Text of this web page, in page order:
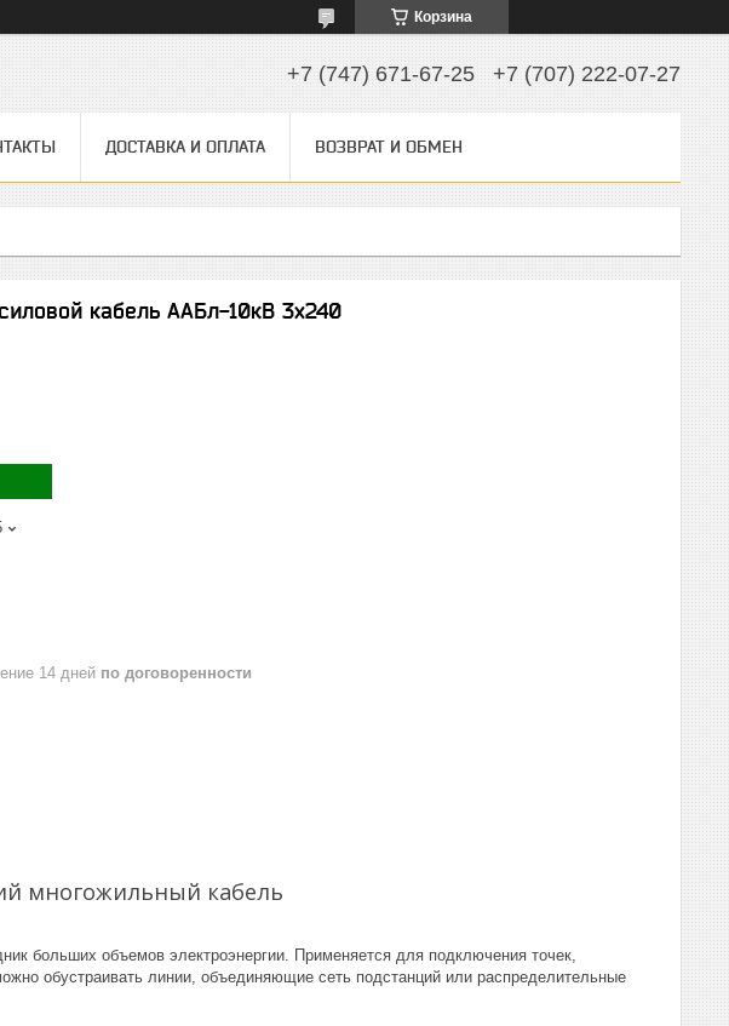
Корзина
+7 (747) 671-67-25 +7 (707) 222-07-27
ДОСТАВКА И ОПЛАТА ВОЗВРАТ И ОБМЕН
кабель ААБл-10кВ 3х240
14 дней по договоренности
многожильный кабель
больших объемов электроэнергии. Применяется для подключения точек,
обустраивать линии, объединяющие сеть подстанций или распределительные